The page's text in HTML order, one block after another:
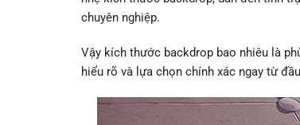
chuyên nghiệp.
Vậy kích thước backdrop bao nhiêu là
hiểu rõ và lựa chọn chính xác ngay từ